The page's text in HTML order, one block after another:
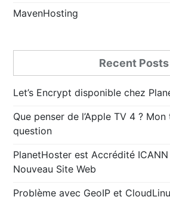
MavenHosting
Recent Posts
Let’s Encrypt disponible chez
Que penser de l’Apple TV 4 ?
question
PlanetHoster est Accrédité
Nouveau Site Web
Problème avec GeoIP et